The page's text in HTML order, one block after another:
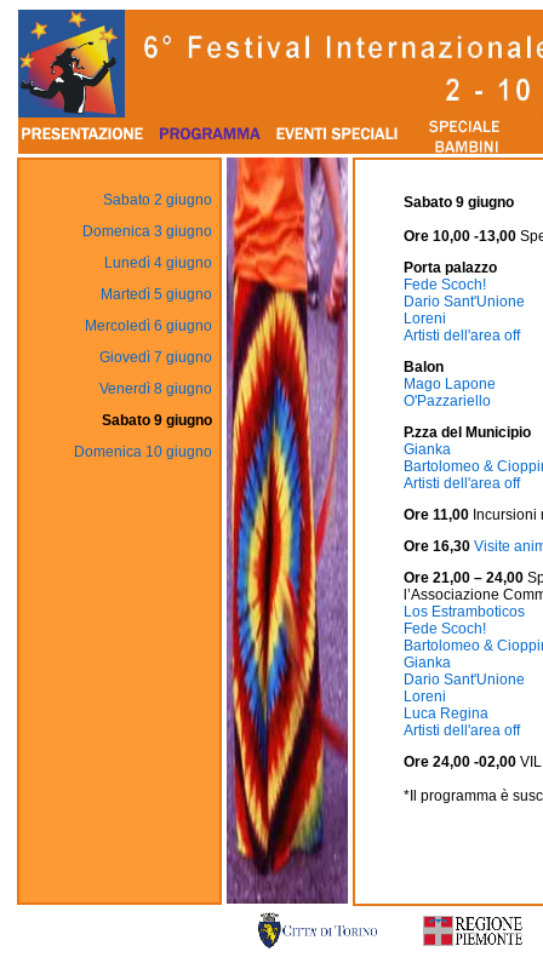
Sabato 2 giugno
Domenica 3 giugno
Lunedì 4 giugno
Martedì 5 giugno
Mercoledì 6 giugno
Giovedì 7 giugno
Venerdì 8 giugno
Sabato 9 giugno
Domenica 10 giugno
Sabato 9 giugno
Ore 10,00 -13,00
Porta palazzo
Fede Scoch!
Dario Sant'Unione
Loreni
Artisti dell'area off
Balon
Mago Lapone
O'Pazzariello
P.zza del Municipio
Gianka
Bartolomeo &
Artisti dell'area off
Ore 11,00 Incursioni
Ore 16,30 Visite
Ore 21,00 – 24,00
l’Associazione
Los Estramboticos
Fede Scoch!
Bartolomeo &
Gianka
Dario Sant'Unione
Loreni
Luca Regina
Artisti dell'area off
Ore 24,00 -02,00
*Il programma è